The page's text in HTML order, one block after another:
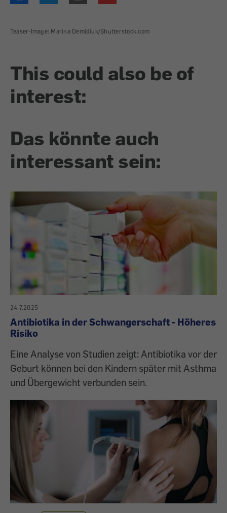
Teaser-Image: Marina Demidiuk/Shutterstock.com
This could also be of
interest:
Das könnte auch
interessant sein:
24.7.2025
Antibiotika in der Schwangerschaft - Höheres
Risiko
Eine Analyse von Studien zeigt: Antibiotika vor der
Geburt können bei den Kindern später mit Asthma
und Übergewicht verbunden sein.